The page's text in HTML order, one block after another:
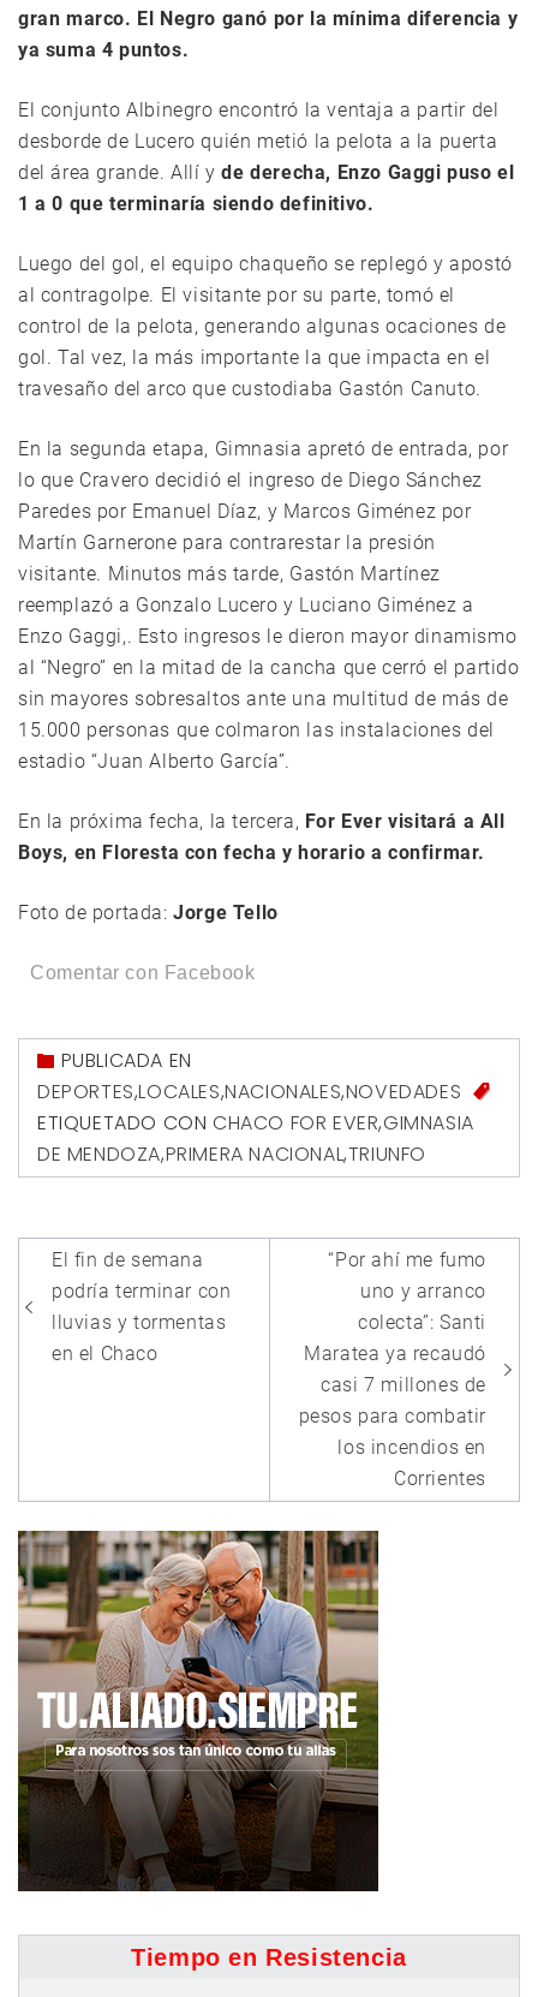
gran marco. El Negro ganó por la mínima diferencia y
ya suma 4 puntos.
El conjunto Albinegro encontró la ventaja a partir del
desborde de Lucero quién metió la pelota a la puerta
del área grande. Allí y de derecha, Enzo Gaggi puso el
1 a 0 que terminaría siendo definitivo.
Luego del gol, el equipo chaqueño se replegó y apostó
al contragolpe. El visitante por su parte, tomó el
control de la pelota, generando algunas ocaciones de
gol. Tal vez, la más importante la que impacta en el
travesaño del arco que custodiaba Gastón Canuto.
En la segunda etapa, Gimnasia apretó de entrada, por
lo que Cravero decidió el ingreso de Diego Sánchez
Paredes por Emanuel Díaz, y Marcos Giménez por
Martín Garnerone para contrarestar la presión
visitante. Minutos más tarde, Gastón Martínez
reemplazó a Gonzalo Lucero y Luciano Giménez a
Enzo Gaggi,. Esto ingresos le dieron mayor dinamismo
al “Negro” en la mitad de la cancha que cerró el partido
sin mayores sobresaltos ante una multitud de más de
15.000 personas que colmaron las instalaciones del
estadio “Juan Alberto García”.
En la próxima fecha, la tercera, For Ever visitará a All
Boys, en Floresta con fecha y horario a confirmar.
Foto de portada:Jorge Tello
Comentar con Facebook
PUBLICADA EN
DEPORTES,LOCALES,NACIONALES,NOVEDADES
ETIQUETADO CON CHACO FOR EVER,GIMNASIA
DE MENDOZA,PRIMERA NACIONAL,TRIUNFO
Navegación
de
entradas
El fin de semana
podría terminar con
lluvias y tormentas
en el Chaco
“Por ahí me fumo
uno y arranco
colecta”: Santi
Maratea ya recaudó
casi 7 millones de
pesos para combatir
los incendios en
Corrientes
Tiempo en Resistencia